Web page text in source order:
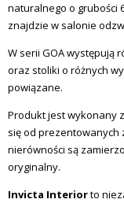
naturalnego o grubości
znajdzie w salonie
W serii GOA występują
oraz stoliki o różnych
powiązane.
Produkt jest wykonany
się od prezentowanych
nierówności są
oryginalny.
Invicta Interiorto